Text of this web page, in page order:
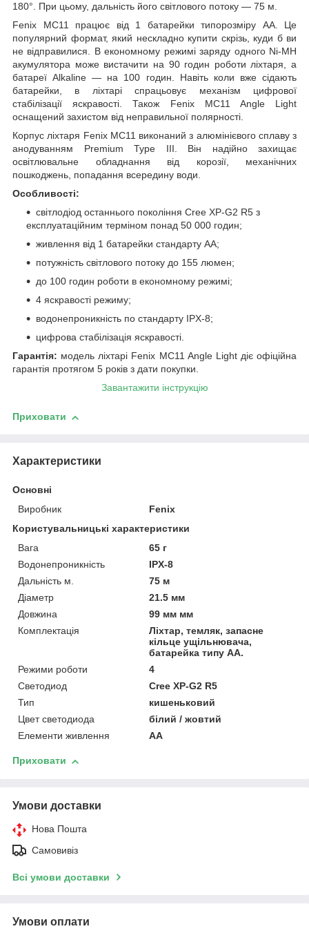
180°. При цьому, дальність його світлового потоку — 75 м.
Fenix MC11 працює від 1 батарейки типорозміру АА. Це
популярний формат, який нескладно купити скрізь, куди б ви
не відправилися. В економному режимі заряду одного Ni-MH
акумулятора може вистачити на 90 годин роботи ліхтаря, а
батареї Alkaline — на 100 годин. Навіть коли вже сідають
батарейки, в ліхтарі спрацьовує механізм цифрової
стабілізації яскравості. Також Fenix MC11 Angle Light
оснащений захистом від неправильної полярності.
Корпус ліхтаря Fenix MC11 виконаний з алюмінієвого сплаву з
анодуванням Premium Type III. Він надійно захищає
освітлювальне обладнання від корозії, механічних
пошкоджень, попадання всередину води.
Особливості:
світлодіод останнього покоління Cree XP-G2 R5 з
експлуатаційним терміном понад 50 000 годин;
живлення від 1 батарейки стандарту АА;
потужність світлового потоку до 155 люмен;
до 100 годин роботи в економному режимі;
4 яскравості режиму;
водонепроникність по стандарту IPX-8;
цифрова стабілізація яскравості.
Гарантія: модель ліхтарі Fenix MC11 Angle Light діє офіційна
гарантія протягом 5 років з дати покупки.
Завантажити інструкцію
Приховати
Характеристики
Основні
Виробник
Fenix
Користувальницькі характеристики
Вага
65 г
Водонепроникність
IPX-8
Дальність м.
75 м
Діаметр
21.5 мм
Довжина
99 мм мм
Комплектація
Ліхтар, темляк, запасне
кільце ущільнювача,
батарейкa типу АА.
Режими роботи
4
Светодиод
Cree XP-G2 R5
Тип
кишеньковий
Цвет светодиода
білий / жовтий
Елементи живлення
AA
Приховати
Умови доставки
Нова Пошта
Самовивіз
Всі умови доставки
Умови оплати